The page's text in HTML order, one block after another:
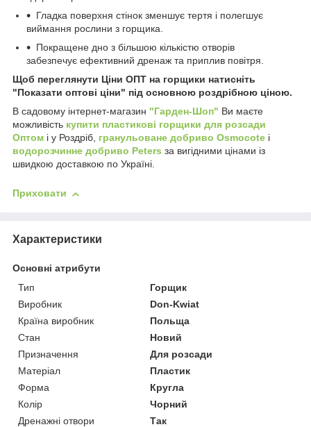
Гладка поверхня стінок зменшує тертя і полегшує
виймання рослини з горщика.
Покращене дно з більшою кількістю отворів
забезпечує ефективний дренаж та приплив повітря.
Щоб переглянути Ціни ОПТ на горщики натисніть
"Показати оптові ціни" під основною роздрібною ціною.
В садовому інтернет-магазин "Гарден-Шоп" Ви маєте
можливість купити пластикові горщики для розсади
Оптом і у Роздріб, гранульоване добриво Osmocote і
водорозчинне добриво Peters за вигідними цінами із
швидкою доставкою по Україні.
Приховати
Характеристики
Основні атрибути
Тип
Горщик
Виробник
Don-Kwiat
Країна виробник
Польща
Стан
Новий
Призначення
Для розсади
Матеріал
Пластик
Форма
Кругла
Колір
Чорний
Дренажні отвори
Так